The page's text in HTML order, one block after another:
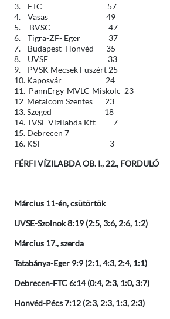
3. FTC 57
4. Vasas 49
5. BVSC 47
6. Tigra-ZF- Eger 37
7. Budapest Honvéd 35
8. UVSE 33
9. PVSK Mecsek Füszért 25
10. Kaposvár 24
11. PannErgy-MVLC-Miskolc 23
12 Metalcom Szentes 23
13. Szeged 18
14. TVSE Vízilabda Kft 7
15. Debrecen 7
16. KSI 3
FÉRFI VÍZILABDA OB. I., 22., FORDULÓ
Március 11-én, csütörtök
UVSE-Szolnok 8:19 (2:5, 3:6, 2:6, 1:2)
Március 17., szerda
Tatabánya-Eger 9:9 (2:1, 4:3, 2:4, 1:1)
Debrecen-FTC 6:14 (0:4, 2:3, 1:0, 3:7)
Honvéd-Pécs 7:12 (2:3, 2:3, 1:3, 2:3)